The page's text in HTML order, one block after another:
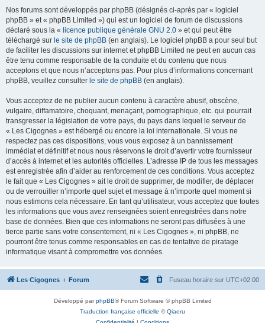
Nos forums sont développés par phpBB (désignés ci-après par « logiciel
phpBB » et « phpBB Limited ») qui est un logiciel de forum de discussions
déclaré sous la « licence publique générale GNU 2.0 » et qui peut être
téléchargé sur le site de phpBB (en anglais). Le logiciel phpBB a pour seul but
de faciliter les discussions sur internet et phpBB Limited ne peut en aucun cas
être tenu comme responsable de la conduite et du contenu que nous
acceptons et que nous n’acceptons pas. Pour plus d’informations concernant
phpBB, veuillez consulter le site de phpBB (en anglais).
Vous acceptez de ne publier aucun contenu à caractère abusif, obscène,
vulgaire, diffamatoire, choquant, menaçant, pornographique, etc. qui pourrait
transgresser la législation de votre pays, du pays dans lequel le serveur de
« Les Cigognes » est hébergé ou encore la loi internationale. Si vous ne
respectez pas ces dispositions, vous vous exposez à un bannissement
immédiat et définitif et nous nous réservons le droit d’avertir votre fournisseur
d’accès à internet et les autorités officielles. L’adresse IP de tous les messages
est enregistrée afin d’aider au renforcement de ces conditions. Vous acceptez
le fait que « Les Cigognes » ait le droit de supprimer, de modifier, de déplacer
ou de verrouiller n’importe quel sujet et message à n’importe quel moment si
nous estimons cela nécessaire. En tant qu’utilisateur, vous acceptez que toutes
les informations que vous avez renseignées soient enregistrées dans notre
base de données. Bien que ces informations ne seront pas diffusées à une
tierce partie sans votre consentement, ni « Les Cigognes », ni phpBB, ne
pourront être tenus comme responsables en cas de tentative de piratage
informatique visant à compromettre vos données.
Les Cigognes Forum Fuseau horaire sur UTC+02:00
Développé parphpBB® Forum Software © phpBB Limited
Traduction française officielle ©Qiaeru